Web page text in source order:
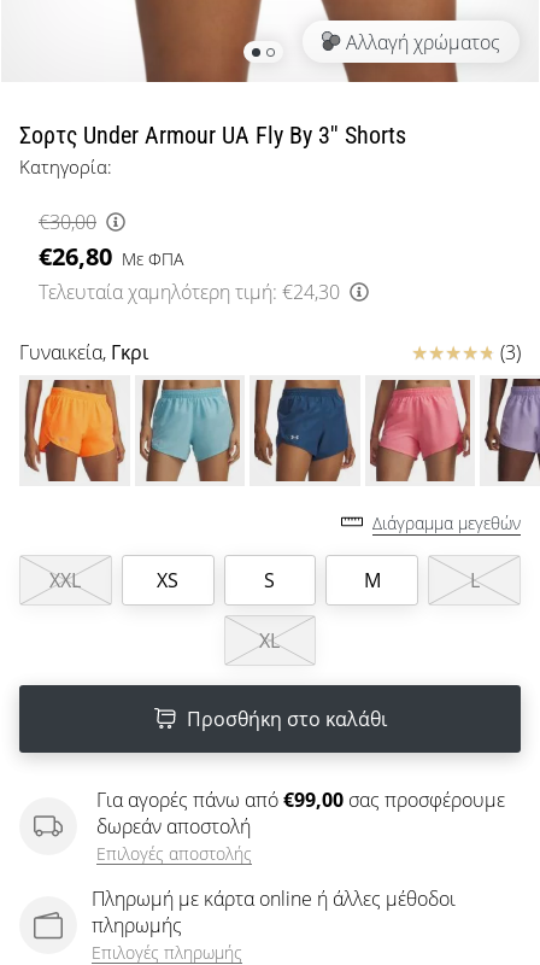
μπάσκετ
όπως
εμείς;
μαζί
μας
ως
πρεσβευτής
μάρκας
μας.
Εμφάνιση
άρθρων
Αλλαγή χρώματος
Σορτς Under Armour UA Fly By 3'' Shorts
Κατηγορία:
€30,00
€26,80 Με ΦΠΑ
Τελευταία χαμηλότερη τιμή: €24,30
Γυναικεία, Γκρι Κριτικές (3)
Διάγραμμα μεγεθών
XXL XS S M L
XL
Προσθήκη στο καλάθι
Για αγορές πάνω από€99,00 σας προσφέρουμε
δωρεάν αποστολή
Επιλογές αποστολής
Πληρωμή με κάρτα online ή άλλες μέθοδοι
πληρωμής
Επιλογές πληρωμής